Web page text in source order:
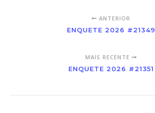
ANTERIOR
ENQUETE 2026 #21349
MAIS RECENTE
ENQUETE 2026 #21351